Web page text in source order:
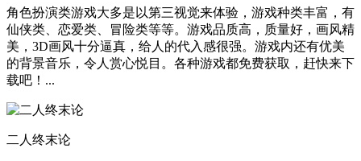
角色扮演类游戏大多是以第三视觉来体验，游戏种类丰富，有
仙侠类、恋爱类、冒险类等等。游戏品质高，质量好，画风精
美，3D画风十分逼真，给人的代入感很强。游戏内还有优美
的背景音乐，令人赏心悦目。各种游戏都免费获取，赶快来下
载吧！...
二人终末论